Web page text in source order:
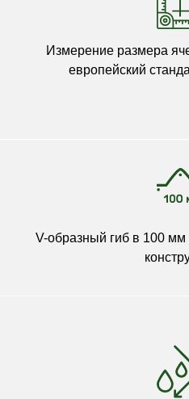
Измерение размера
европейский
V-образный гиб в 100 мм